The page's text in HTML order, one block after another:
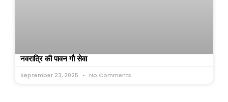
नवरात्रि की पावन गौ सेवा
September 23, 2025 No Comments